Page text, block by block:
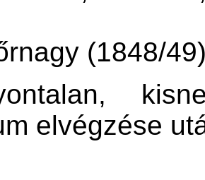
(1848/
elvégzése